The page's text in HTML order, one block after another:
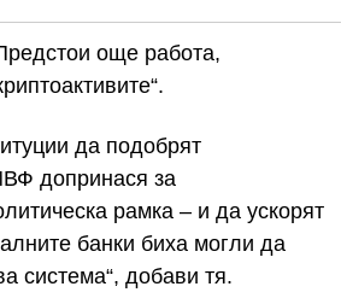
още работа,
да подобрят
допринася за
рамка – и да ускорят
банки биха могли да
система“, добави тя.